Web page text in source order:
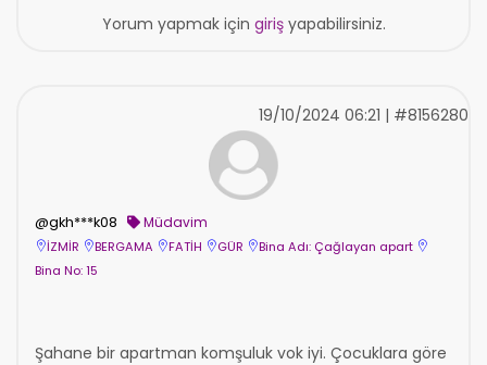
Yorum yapmak için girişyapabilirsiniz.
@gkh***k08 Müdavim
İZMİR BERGAMA FATİH GÜR
Bina Adı: Çağlayan apart
Bina No: 15
19/10/2024 06:21 | #8156280
Şahane bir apartman komşuluk vok iyi. Çocuklara göre